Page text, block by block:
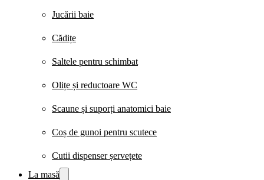
Jucării baie
Cădițe
Saltele pentru schimbat
Olițe și reductoare WC
Scaune și suporți anatomici baie
Coș de gunoi pentru scutece
Cutii dispenser șervețete
La masă